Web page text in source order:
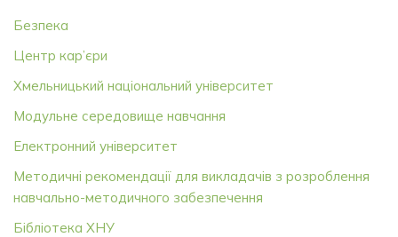
Безпека
Центр кар’єри
Хмельницький національний університет
Модульне середовище навчання
Електронний університет
Методичні рекомендації для викладачів з розроблення
навчально-методичного забезпечення
Бібліотека ХНУ